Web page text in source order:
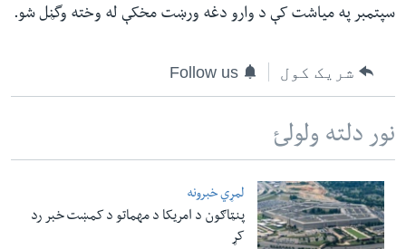
سپتمبر په میاشت کې د وارو دغه ورښت مخکې له وخته وگڼل شو.
شریک کول Follow us
نور دلته ولولئ
لمړي خبرونه
پنټاګون د امریکا د مهماتو د کمښت خبر رد
کړ